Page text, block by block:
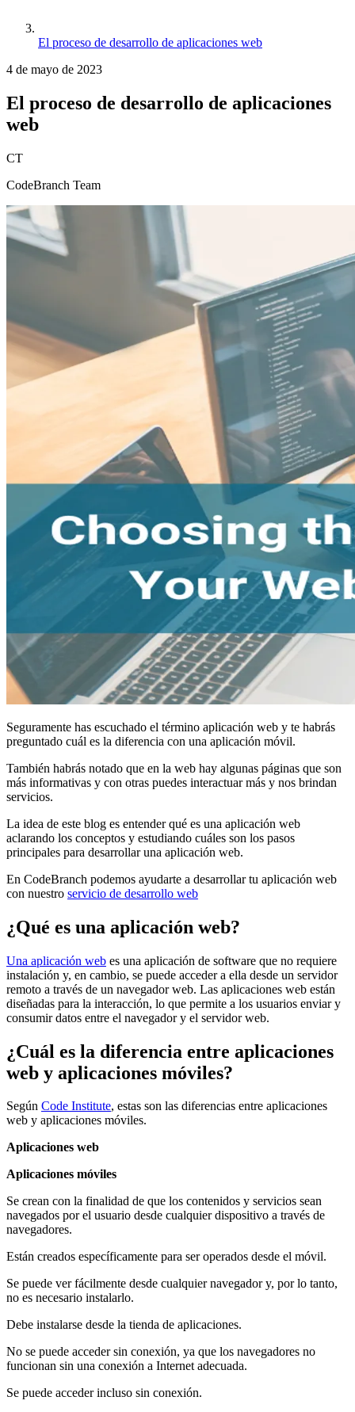
El proceso de desarrollo de aplicaciones web
4 de mayo de 2023
El proceso de desarrollo de aplicaciones
web
CT
CodeBranch Team
Seguramente has escuchado el término aplicación web y te habrás
preguntado cuál es la diferencia con una aplicación móvil.
También habrás notado que en la web hay algunas páginas que son
más informativas y con otras puedes interactuar más y nos brindan
servicios.
La idea de este blog es entender qué es una aplicación web
aclarando los conceptos y estudiando cuáles son los pasos
principales para desarrollar una aplicación web.
En CodeBranch podemos ayudarte a desarrollar tu aplicación web
con nuestro servicio de desarrollo web
¿Qué es una aplicación web?
Una aplicación web es una aplicación de software que no requiere
instalación y, en cambio, se puede acceder a ella desde un servidor
remoto a través de un navegador web. Las aplicaciones web están
diseñadas para la interacción, lo que permite a los usuarios enviar y
consumir datos entre el navegador y el servidor web.
¿Cuál es la diferencia entre aplicaciones
web y aplicaciones móviles?
Según Code Institute, estas son las diferencias entre aplicaciones
web y aplicaciones móviles.
Aplicaciones web
Aplicaciones móviles
Se crean con la finalidad de que los contenidos y servicios sean
navegados por el usuario desde cualquier dispositivo a través de
navegadores.
Están creados específicamente para ser operados desde el móvil.
Se puede ver fácilmente desde cualquier navegador y, por lo tanto,
no es necesario instalarlo.
Debe instalarse desde la tienda de aplicaciones.
No se puede acceder sin conexión, ya que los navegadores no
funcionan sin una conexión a Internet adecuada.
Se puede acceder incluso sin conexión.